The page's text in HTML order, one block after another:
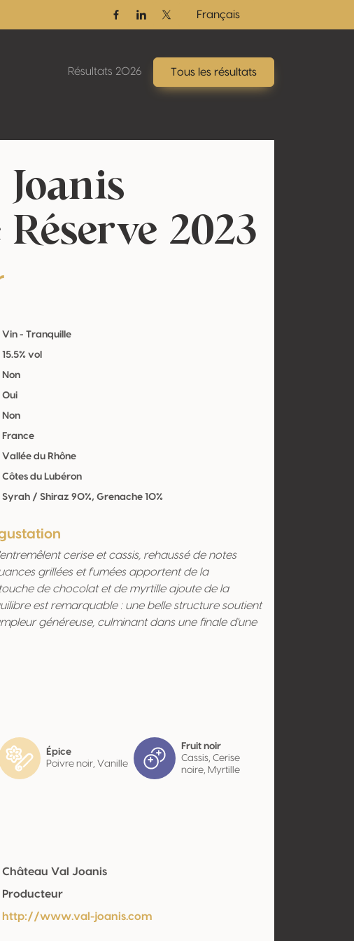
FacebookLinkedinTwitter / X
Français
Résultats 2026 Tous les résultats
2023
Vin - Tranquille
15.5% vol
Non
Oui
Non
France
Vallée du Rhône
Côtes du Lubéron
Syrah / Shiraz 90%, Grenache 10%
cerise et cassis, rehaussé de notes
grillées et fumées apportent de la
de chocolat et de myrtille ajoute de la
est remarquable : une belle structure soutient
généreuse, culminant dans une finale d'une
Épice
Poivre noir, Vanille
Fruit noir
Cassis, Cerise
noire, Myrtille
Château Val Joanis
Producteur
http://www.val-joanis.com